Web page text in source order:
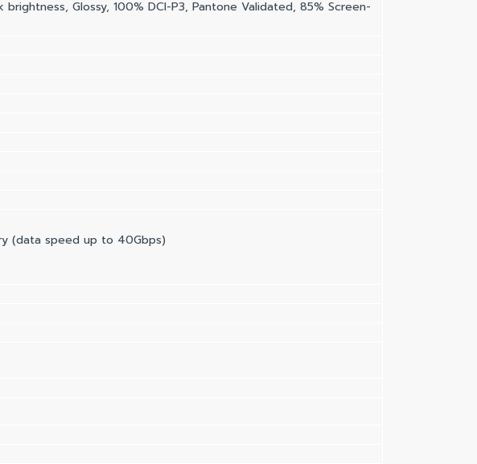
Glossy, 100% DCI-P3, Pantone Validated, 85% Screen-
(data speed up to 40Gbps)